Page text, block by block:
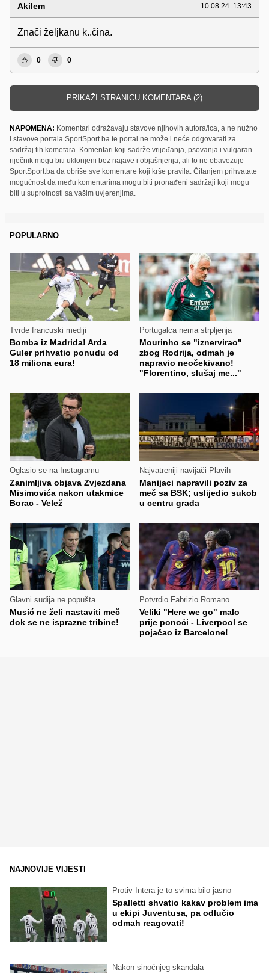
Akilem 10.08.24. 13:43
Znači željkanu k..čina.
0 0
PRIKAŽI STRANICU KOMENTARA (2)
NAPOMENA: Komentari odražavaju stavove njihovih autora/ica, a ne nužno
i stavove portala SportSport.ba te portal ne može i neće odgovarati za
sadržaj tih kometara. Komentari koji sadrže vrijeđanja, psovanja i vulgaran
riječnik mogu biti uklonjeni bez najave i objašnjenja, ali to ne obavezuje
SportSport.ba da obriše sve komentare koji krše pravila. Čitanjem prihvatate
mogućnost da među komentarima mogu biti pronađeni sadržaji koji mogu
biti u suprotnosti sa vašim uvjerenjima.
POPULARNO
Tvrde francuski mediji
Bomba iz Madrida! Arda
Guler prihvatio ponudu od
18 miliona eura!
Portugalca nema strpljenja
Mourinho se "iznervirao"
zbog Rodrija, odmah je
napravio neočekivano!
"Florentino, slušaj me..."
Oglasio se na Instagramu
Zanimljiva objava Zvjezdana
Misimovića nakon utakmice
Borac - Velež
Najvatreniji navijači Plavih
Manijaci napravili poziv za
meč sa BSK; uslijedio sukob
u centru grada
Glavni sudija ne popušta
Musić ne želi nastaviti meč
dok se ne isprazne tribine!
Potvrdio Fabrizio Romano
Veliki "Here we go" malo
prije ponoći - Liverpool se
pojačao iz Barcelone!
NAJNOVIJE VIJESTI
Protiv Intera je to svima bilo jasno
Spalletti shvatio kakav problem ima
u ekipi Juventusa, pa odlučio
odmah reagovati!
Nakon sinoćnjeg skandala